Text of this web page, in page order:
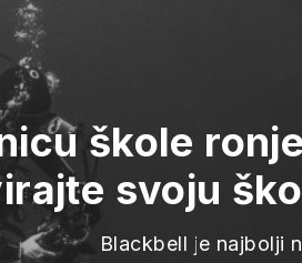
škole
svoju
Blackbell je najbolji